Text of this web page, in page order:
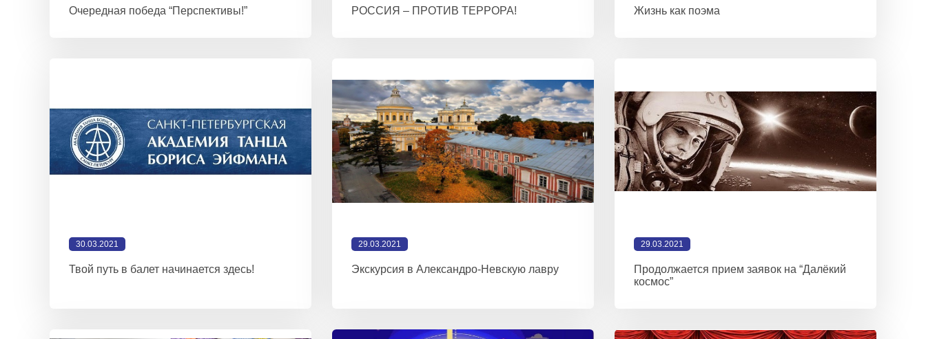
Очередная победа “Перспективы!” РОССИЯ – ПРОТИВ ТЕРРОРА! Жизнь как поэма
Твой путь в балет начинается здесь!
30.03.2021
Экскурсия в Александро-Невскую лавру
29.03.2021
Продолжается прием заявок на “Далёкий
космос”
29.03.2021